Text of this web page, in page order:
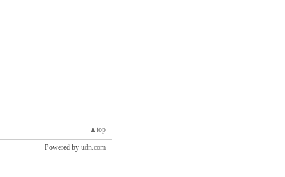
▲top
Powered by udn.com